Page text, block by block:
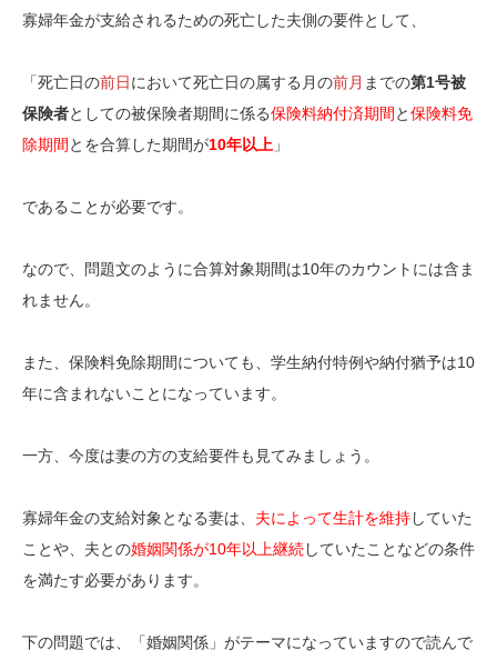
寡婦年金が支給されるための死亡した夫側の要件として、
「死亡日の前日において死亡日の属する月の前月 までの第1号被
保険者としての被保険者期間に係る保険料納付済期間と保険料免
除期間とを合算した期間が10年以上 」
であることが必要です。
なので、問題文のように合算対象期間は10年のカウントには含ま
れません。
また、保険料免除期間についても、学生納付特例や納付猶予は10
年に含まれないことになっています。
一方、今度は妻の方の支給要件も見てみましょう。
寡婦年金の支給対象となる妻は、 夫によって生計を維持していた
ことや、夫との婚姻関係が10年以上継続していたことなどの条件
を満たす必要があります。
下の問題では、「婚姻関係」がテーマになっていますので読んで